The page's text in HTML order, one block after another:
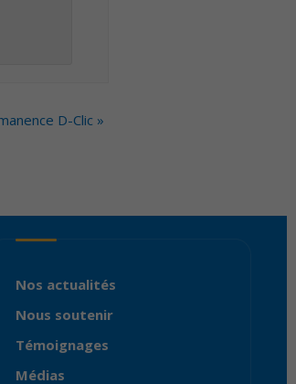
D-Clic »
Nos actualités
Nous soutenir
Témoignages
Médias